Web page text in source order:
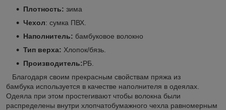
Плотность: зима
Чехол: сумка ПВХ.
Наполнитель: бамбуковое волокно
Тип верха: Хлопок/бязь.
Производитель:РБ.
Благодаря своим прекрасным свойствам пряжа из
бамбука используется в качестве наполнителя в одеялах.
Одеяла при этом простегивают чтобы волокна были
распределены внутри хлопчатобумажного чехла равномерным